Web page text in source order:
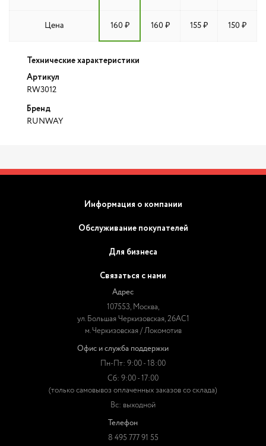
Цена 160 ₽ 160 ₽ 155 ₽ 150 ₽
Технические характеристики
Артикул
RW3012
Бренд
RUNWAY
Информация о компании
Обслуживание покупателей
Для бизнеса
Связаться с нами
Адрес
107553, Москва,
ул. Большая Черкизовская, 26АС1
м. Черкизовская / Локомотив
Офис и служба поддержки
Пн-Пт: 9:00 - 18:00
Сб: 9:00 - 17:00
(только самовывоз оплаченных заказов со склада)
Вс: выходной
Телефон
8 495 777 91 55